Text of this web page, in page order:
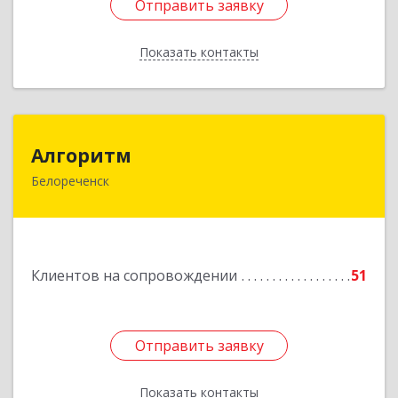
Отправить заявку
Показать контакты
Отправить заявку
Назад
Алгоритм
Белореченск
Клиентов на сопровождении 51
Отправить заявку
Показать контакты
352630, Краснодарский край, Белореченский р-
Отправить заявку
Назад